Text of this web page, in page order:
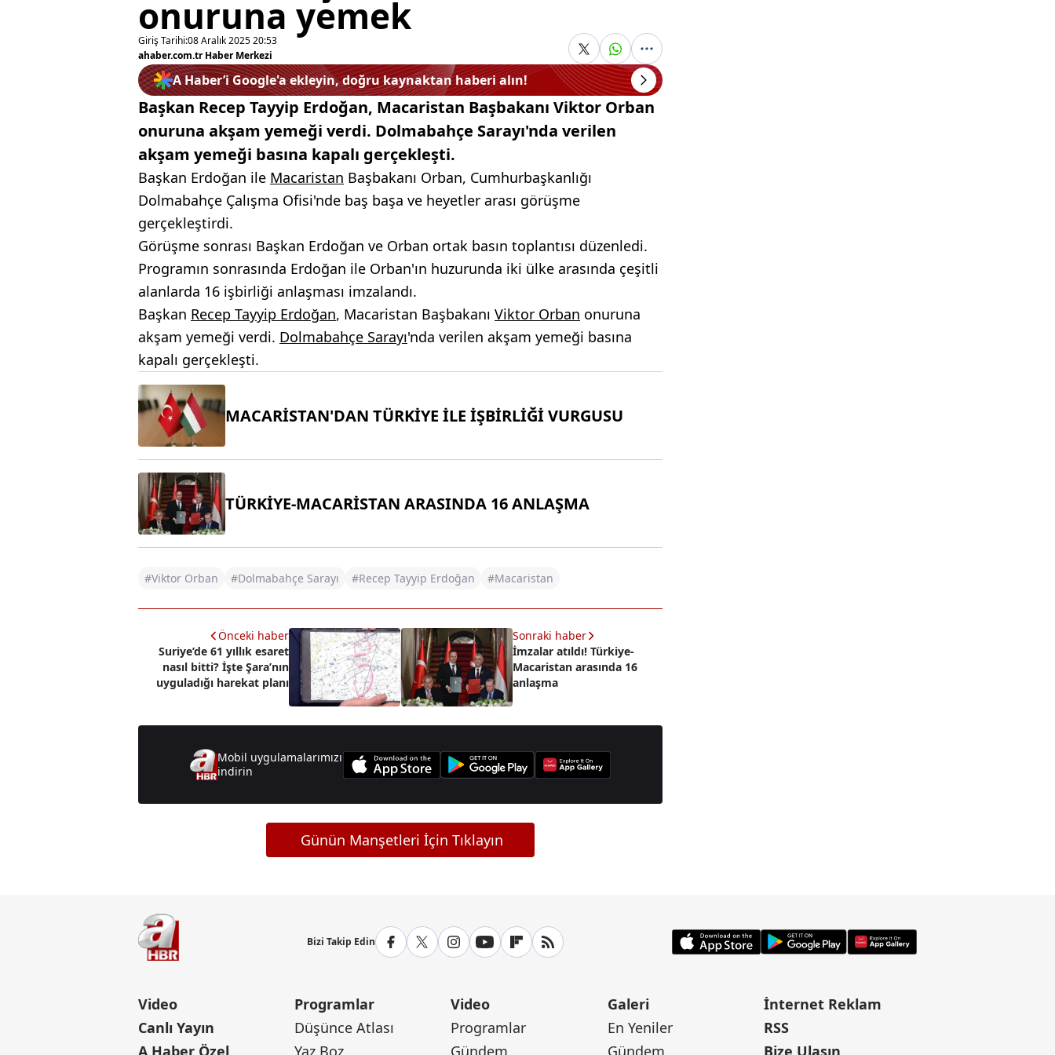
onuruna yemek
Giriş Tarihi:08 Aralık 2025 20:53
ahaber.com.tr Haber Merkezi
A Haber’i Google'a ekleyin, doğru kaynaktan haberi alın!
Başkan Recep Tayyip Erdoğan, Macaristan Başbakanı Viktor Orban
onuruna akşam yemeği verdi. Dolmabahçe Sarayı'nda verilen
akşam yemeği basına kapalı gerçekleşti.
Başkan Erdoğan ile Macaristan Başbakanı Orban, Cumhurbaşkanlığı
Dolmabahçe Çalışma Ofisi'nde baş başa ve heyetler arası görüşme
gerçekleştirdi.
Görüşme sonrası Başkan Erdoğan ve Orban ortak basın toplantısı düzenledi.
Programın sonrasında Erdoğan ile Orban'ın huzurunda iki ülke arasında çeşitli
alanlarda 16 işbirliği anlaşması imzalandı.
Başkan Recep Tayyip Erdoğan, Macaristan Başbakanı Viktor Orban onuruna
akşam yemeği verdi. Dolmabahçe Sarayı'nda verilen akşam yemeği basına
kapalı gerçekleşti.
MACARİSTAN'DAN TÜRKİYE İLE İŞBİRLİĞİ VURGUSU
TÜRKİYE-MACARİSTAN ARASINDA 16 ANLAŞMA
#Viktor Orban #Dolmabahçe Sarayı #Recep Tayyip Erdoğan #Macaristan
Önceki haber
Suriye’de 61 yıllık esaret
nasıl bitti? İşte Şara’nın
uyguladığı harekat planı
Sonraki haber
İmzalar atıldı! Türkiye-
Macaristan arasında 16
anlaşma
Mobil uygulamalarımızı
indirin
Günün Manşetleri İçin Tıklayın
Bizi Takip Edin
Video
Canlı Yayın
Programlar
Düşünce Atlası
Video
Programlar
Galeri
En Yeniler
İnternet Reklam
RSS